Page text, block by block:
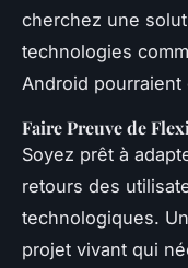
cherchez une
technologies
Android
Faire Preuve de
Soyez prêt à
retours des
technologiques.
projet vivant qui